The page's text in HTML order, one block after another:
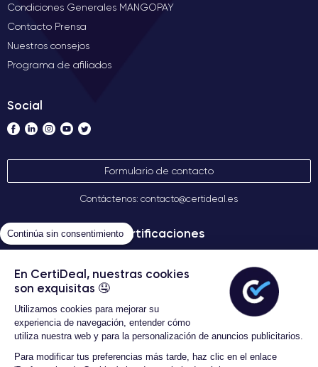
Continúa sin consentimiento
En CertiDeal, nuestras cookies
son exquisitas 🤤
Utilizamos cookies para mejorar su
experiencia de navegación, entender cómo
utiliza nuestra web y para la personalización de anuncios publicitarios.
Para modificar tus preferencias más tarde, haz clic en el enlace
Condiciones Generales MANGOPAY
Contacto Prensa
Nuestros consejos
Programa de afiliados
Social
Formulario de contacto
Contáctenos: contacto@certideal.es
Certificaciones